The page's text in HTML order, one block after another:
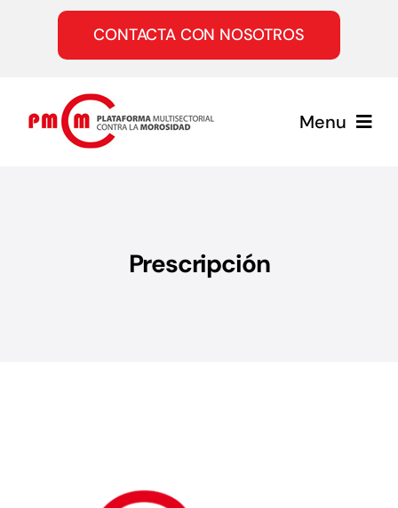
contenido
CONTACTA CON NOSOTROS
Menu
Prescripción